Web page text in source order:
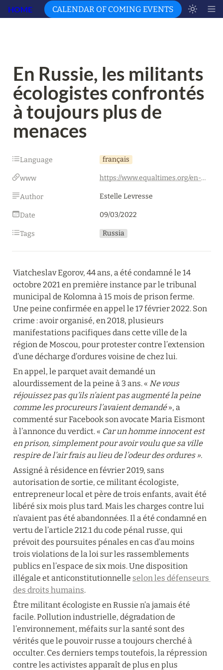
HOME CALENDAR OF COMING EVENTS
En Russie, les militants
écologistes confrontés
à toujours plus de
menaces
Language français
www https://www.equaltimes.org/en-russie-les-militants#.Yo9WIqhByHs
Author Estelle Levresse
Date 09/03/2022
Tags Russia
Viatcheslav Egorov, 44 ans, a été condamné le 14
octobre 2021 en première instance par le tribunal
municipal de Kolomna à 15 mois de prison ferme.
Une peine confirmée en appel le 17 février 2022. Son
crime : avoir organisé, en 2018, plusieurs
manifestations pacifiques dans cette ville de la
région de Moscou, pour protester contre l’extension
d’une décharge d’ordures voisine de chez lui.
En appel, le parquet avait demandé un
alourdissement de la peine à 3 ans. « Ne vous
réjouissez pas qu’ils n’aient pas augmenté la peine
comme les procureurs l’avaient demandé », a
commenté sur Facebook son avocate Maria Eismont
à l’annonce du verdict. « Car un homme innocent est
en prison, simplement pour avoir voulu que sa ville
respire de l’air frais au lieu de l’odeur des ordures ».
Assigné à résidence en février 2019, sans
autorisation de sortie, ce militant écologiste,
entrepreneur local et père de trois enfants, avait été
libéré six mois plus tard. Mais les charges contre lui
n’avaient pas été abandonnées. Il a été condamné en
vertu de l’article 212.1 du code pénal russe, qui
prévoit des poursuites pénales en cas d’au moins
trois violations de la loi sur les rassemblements
publics en l’espace de six mois. Une disposition
illégale et anticonstitutionnelle selon les défenseurs
des droits humains.
Être militant écologiste en Russie n’a jamais été
facile. Pollution industrielle, dégradation de
l’environnement, méfaits sur la santé sont des
vérités que le pouvoir russe a toujours cherché à
occulter. Ces derniers temps toutefois, la répression
contre les activistes apparaît de plus en plus